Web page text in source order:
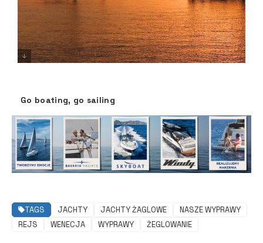
Go boating, go sailing
TAGS JACHTY JACHTY ŻAGLOWE
NASZE WYPRAWY
REJS
WENECJA WYPRAWY ŻEGLOWANIE